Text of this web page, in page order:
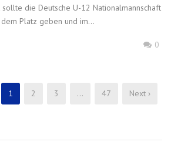
die Deutsche U-12 Nationalmannschaft
Platz geben und im...
0
1 2 3 … 47 Next ›